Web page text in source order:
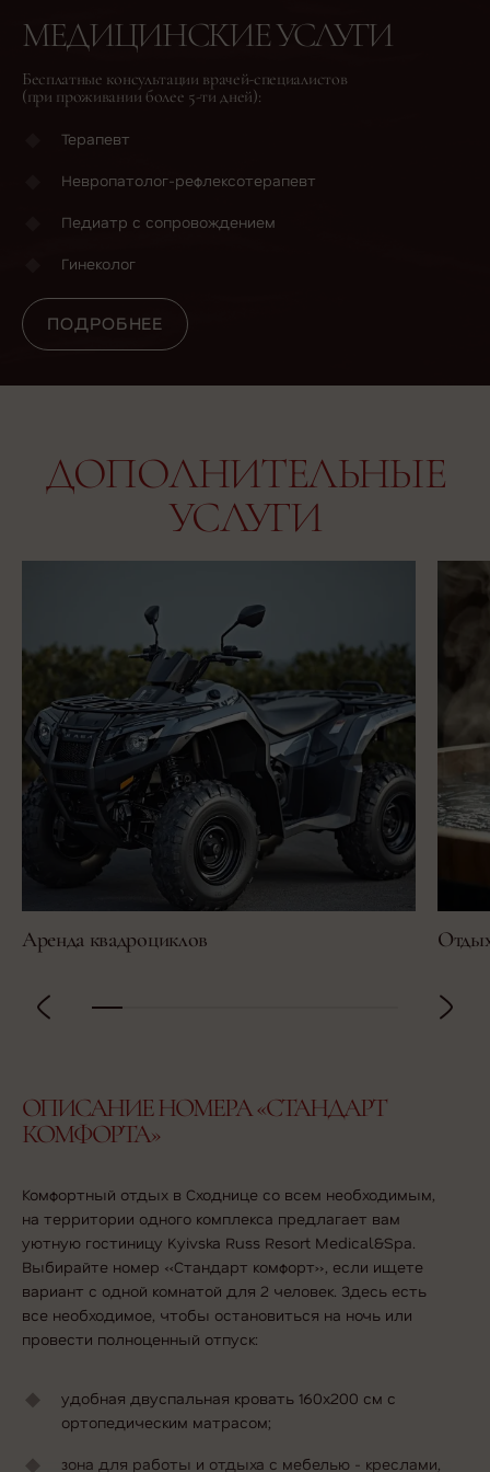
МЕДИЦИНСКИЕ УСЛУГИ
Бесплатные консультации врачей-специалистов
(при проживании более 5-ти дней):
Терапевт
Невропатолог-рефлексотерапевт
Педиатр с сопровождением
Гинеколог
ПОДРОБНЕЕ
ПОДРОБНЕЕ
ДОПОЛНИТЕЛЬНЫЕ
УСЛУГИ
Аренда квадроциклов
ОПИСАНИЕ НОМЕРА «СТАНДАРТ
КОМФОРТА»
Комфортный отдых в Сходнице со всем необходимым,
на территории одного комплекса предлагает вам
уютную гостиницу Kyivska Russ Resort Medical&Spa.
Выбирайте номер «Стандарт комфорт», если ищете
вариант с одной комнатой для 2 человек. Здесь есть
все необходимое, чтобы остановиться на ночь или
провести полноценный отпуск:
удобная двуспальная кровать 160х200 см с
ортопедическим матрасом;
зона для работы и отдыха с мебелью - креслами,